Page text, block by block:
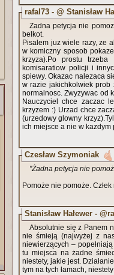
rafal73 - @ Stanisław
Zadna petycja nie
belkot.
Pisalem juz wiele razy, ze
w komiczny sposob
krzyza).Po prostu
komisaratiow policji i
spiewy. Okazac nalezaca
w razie jakichkolwiek prob
normalnosc. Zwyzywac od
Nauczyciel chce zaczac
krzyzem :) Urzad chce
(urzedowy glowny
ich miejsce a nie w kazdym
Czesław Szymoniak
"Żadna petycja nie
Pomoże nie pomoże.
Stanisław Hałewer -
Absolutnie się z Panem
nie śmieją (najwyżej z
niewierzących –
tu miejsca na żadne
niestety, jakie jest.
tym na tych łamach,